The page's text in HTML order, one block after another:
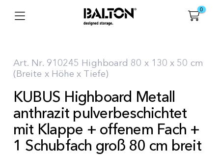
0
Art. Nr. 910245 Highboard 80 x 130 x 50 cm
(Breite x Höhe x Tiefe)
KUBUS Highboard Metall
anthrazit pulverbeschichtet
mit Klappe + offenem Fach +
1 Schubfach groß 80 cm breit